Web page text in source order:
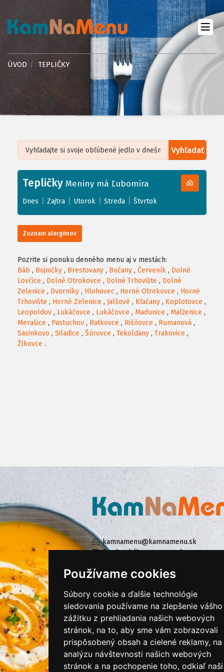
Používame cookies
Súbory cookie a ďalšie technológie
sledovania používame na zlepšenie vášho
zážitku z prehliadania našich webových
stránok, na to, aby sme vám zobrazovali
prispôsobený obsah a cielené reklamy, na
analýzu návštevnosti našich webových
stránok a na pochopenie toho, odkiaľ naši
ÚVOD TEPLIČKY
Vyhľadať
+
−
Leaflet| ©OpenStreetMap, Tiles courtesy ofHumanitarian OpenStreetMap
Tepličky Meniny má Ľubomíra
Dnes Zajtra Utorok Streda Štvrtok
Zoznam alergénov
Pozrite si ponuku denného menu aj v mestách:
Báb , Bojničky , Brestovany , Bučany , Červeník , Dolné
Lovčice , Dolné Otrokovce , Dolné Trhovište , Dolné
Zelenice , Dvorníky , Hlohovec , Horné Otrokovce , Horné
Trhovište , Horné Zelenice , Jalšové , Kľačany , Koplotovce ,
Leopoldov , Lukáčovce , Lukáčovce , Madunice , Malženice ,
Merašice , Pastuchov , Ratkovce , Rišňovce , Rumanová ,
Sasinkovo , Siladice , Šúrovce , Tekolďany , Trakovice ,
Žlkovce .
kamnamenu@kamnamenu.sk
facebook/kamnamenu.sk
PRIHLÁSIŤ SA DO ZÁKAZNÍCKEJ ZÓNY
Všeobecné obchodné podmienky